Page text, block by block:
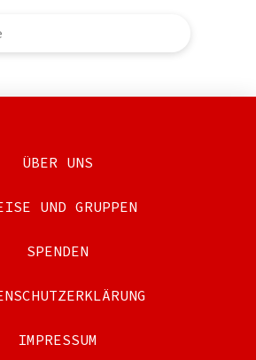
ÜBER UNS
UND GRUPPEN
SPENDEN
IMPRESSUM